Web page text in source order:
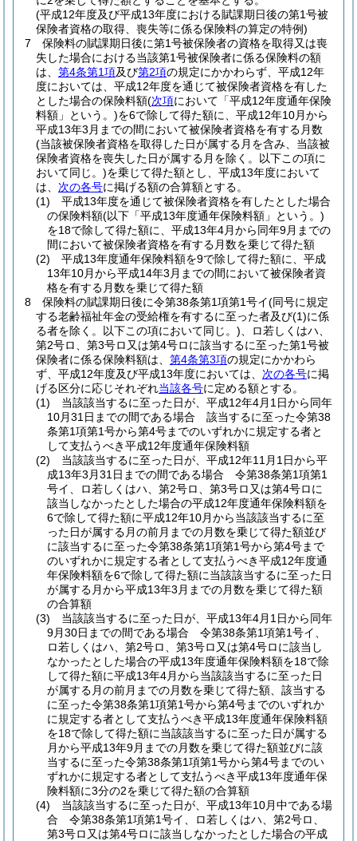
(平成12年度及び平成13年度における賦課期日後の第1号被
保険者資格の取得、喪失等に係る保険料の算定の特例)
7
保険料の賦課期日後に第1号被保険者の資格を取得又は喪
失した場合における当該第1号被保険者に係る保険料の額
は、 第4条第1項及び第2項の規定にかかわらず、平成12年
度においては、平成12年度を通じて被保険者資格を有した
とした場合の保険料額(次項において「平成12年度通年保険
料額」という。)を6で除して得た額に、平成12年10月から
平成13年3月までの間において被保険者資格を有する月数
(当該被保険者資格を取得した日が属する月を含み、当該被
保険者資格を喪失した日が属する月を除く。以下この項に
おいて同じ。)を乗じて得た額とし、平成13年度において
は、 次の各号に掲げる額の合算額とする。
(1)
平成13年度を通じて被保険者資格を有したとした場合
の保険料額(以下「平成13年度通年保険料額」という。)
を18で除して得た額に、平成13年4月から同年9月までの
間において被保険者資格を有する月数を乗じて得た額
(2)
平成13年度通年保険料額を9で除して得た額に、平成
13年10月から平成14年3月までの間において被保険者資
格を有する月数を乗じて得た額
8
保険料の賦課期日後に令第38条第1項第1号イ(同号に規定
する老齢福祉年金の受給権を有するに至った者及び(1)に係
る者を除く。以下この項において同じ。) 、ロ若しくはハ、
第2号ロ、第3号ロ又は第4号ロに該当するに至った第1号被
保険者に係る保険料額は、 第4条第3項の規定にかかわら
ず、平成12年度及び平成13年度においては、 次の各号に掲
げる区分に応じそれぞれ当該各号に定める額とする。
(1)
当該該当するに至った日が、平成12年4月1日から同年
10月31日までの間である場合 該当するに至った令第38
条第1項第1号から第4号までのいずれかに規定する者と
して支払うべき平成12年度通年保険料額
(2)
当該該当するに至った日が、平成12年11月1日から平
成13年3月31日までの間である場合 令第38条第1項第1
号イ、ロ若しくはハ、第2号ロ、第3号ロ又は第4号ロに
該当しなかったとした場合の平成12年度通年保険料額を
6で除して得た額に平成12年10月から当該該当するに至
った日が属する月の前月までの月数を乗じて得た額並び
に該当するに至った令第38条第1項第1号から第4号まで
のいずれかに規定する者として支払うべき平成12年度通
年保険料額を6で除して得た額に当該該当するに至った日
が属する月から平成13年3月までの月数を乗じて得た額
の合算額
(3)
当該該当するに至った日が、平成13年4月1日から同年
9月30日までの間である場合 令第38条第1項第1号イ、
ロ若しくはハ、第2号ロ、第3号ロ又は第4号ロに該当し
なかったとした場合の平成13年度通年保険料額を18で除
して得た額に平成13年4月から当該該当するに至った日
が属する月の前月までの月数を乗じて得た額、該当する
に至った令第38条第1項第1号から第4号までのいずれか
に規定する者として支払うべき平成13年度通年保険料額
を18で除して得た額に当該該当するに至った日が属する
月から平成13年9月までの月数を乗じて得た額並びに該
当するに至った令第38条第1項第1号から第4号までのい
ずれかに規定する者として支払うべき平成13年度通年保
険料額に3分の2を乗じて得た額の合算額
(4)
当該該当するに至った日が、平成13年10月中である場
合 令第38条第1項第1号イ、ロ若しくはハ、第2号ロ、
第3号ロ又は第4号ロに該当しなかったとした場合の平成